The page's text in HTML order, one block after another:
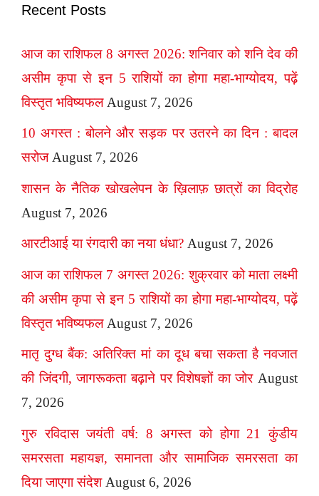
Recent Posts
आज का राशिफल 8 अगस्त 2026: शनिवार को शनि देव की
असीम कृपा से इन 5 राशियों का होगा महा-भाग्योदय, पढ़ें
विस्तृत भविष्यफल August 7, 2026
10 अगस्त : बोलने और सड़क पर उतरने का दिन : बादल
सरोज August 7, 2026
शासन के नैतिक खोखलेपन के ख़िलाफ़ छात्रों का विद्रोह
August 7, 2026
आरटीआई या रंगदारी का नया धंधा? August 7, 2026
आज का राशिफल 7 अगस्त 2026: शुक्रवार को माता लक्ष्मी
की असीम कृपा से इन 5 राशियों का होगा महा-भाग्योदय, पढ़ें
विस्तृत भविष्यफल August 7, 2026
मातृ दुग्ध बैंक: अतिरिक्त मां का दूध बचा सकता है नवजात
की जिंदगी, जागरूकता बढ़ाने पर विशेषज्ञों का जोर August
7, 2026
गुरु रविदास जयंती वर्ष: 8 अगस्त को होगा 21 कुंडीय
समरसता महायज्ञ, समानता और सामाजिक समरसता का
दिया जाएगा संदेश August 6, 2026